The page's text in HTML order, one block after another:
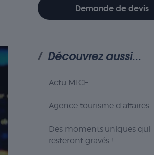
Demande de devis
Découvrez aussi...
Actu MICE
Agence tourisme d'affaires
Des moments uniques qui
resteront gravés !